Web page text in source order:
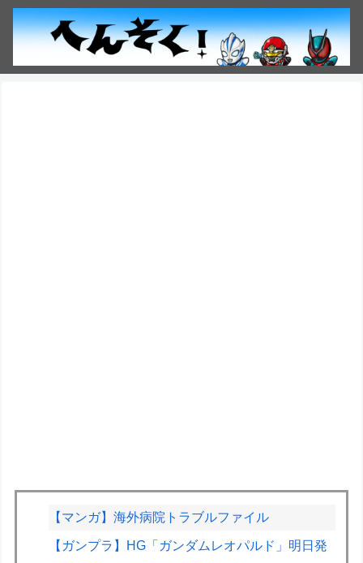
【マンガ】海外病院トラブルファイル
【ガンプラ】HG「ガンダムレオパルド」明日発